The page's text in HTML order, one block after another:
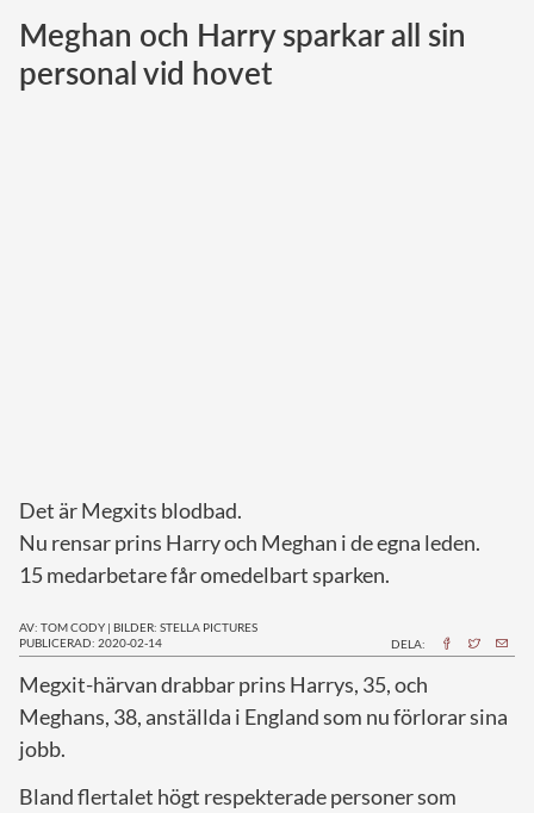
Norska kungahuset
Danska kungahuset
Meghan och Harry sparkar all sin
personal vid hovet
Det är Megxits blodbad.
Nu rensar prins Harry och Meghan i de egna leden.
15 medarbetare får omedelbart sparken.
AV: TOM CODY | BILDER: STELLA PICTURES
PUBLICERAD: 2020-02-14
DELA:
Megxit-härvan drabbar prins Harrys, 35, och
Meghans, 38, anställda i England som nu förlorar sina
jobb.
Bland flertalet högt respekterade personer som